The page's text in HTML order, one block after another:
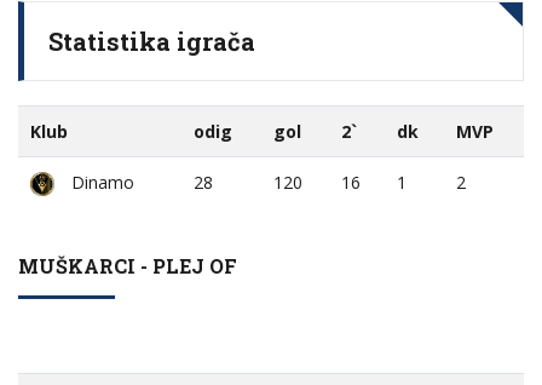
Statistika igrača
Klub odig gol 2` dk MVP
Dinamo 28 120 16 1 2
MUŠKARCI - PLEJ OF